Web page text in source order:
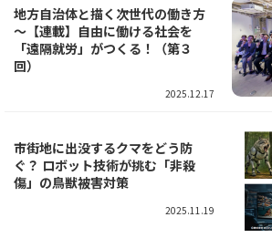
地方自治体と描く次世代の働き方
～【連載】自由に働ける社会を
「遠隔就労」がつくる！（第３
回）
2025.12.17
市街地に出没するクマをどう防
ぐ？ ロボット技術が挑む「非殺
傷」の鳥獣被害対策
2025.11.19